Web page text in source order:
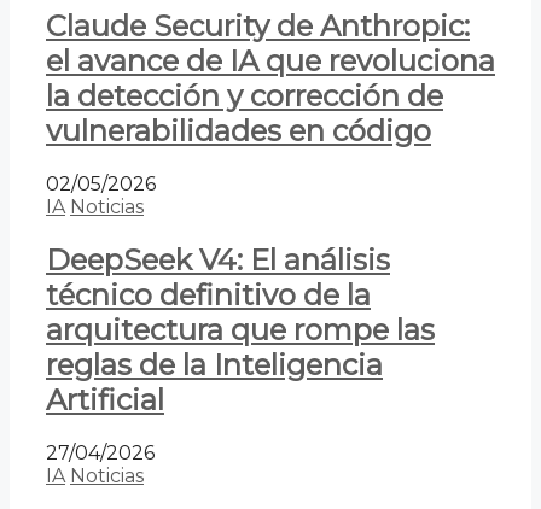
Claude Security de Anthropic:
el avance de IA que revoluciona
la detección y corrección de
vulnerabilidades en código
02/05/2026
IA Noticias
DeepSeek V4: El análisis
técnico definitivo de la
arquitectura que rompe las
reglas de la Inteligencia
Artificial
27/04/2026
IA Noticias